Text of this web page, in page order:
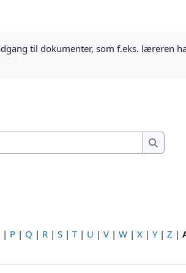
til dokumenter, som f.eks. læreren
Search
Search
| P | Q | R | S | T| U | V | W | X | Y| Z |